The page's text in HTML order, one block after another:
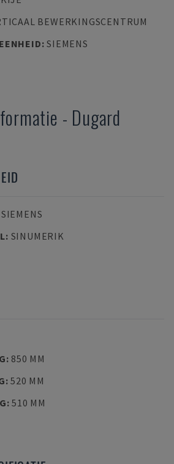
BEWERKINGSCENTRUM
:SIEMENS
- Dugard
SIEMENS
: SINUMERIK
: 850 MM
:520 MM
:510 MM